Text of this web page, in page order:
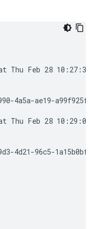
Thu Feb 28 10:27:38
4a5a-ae19-
Thu Feb 28 10:29:03
4d21-96c5-